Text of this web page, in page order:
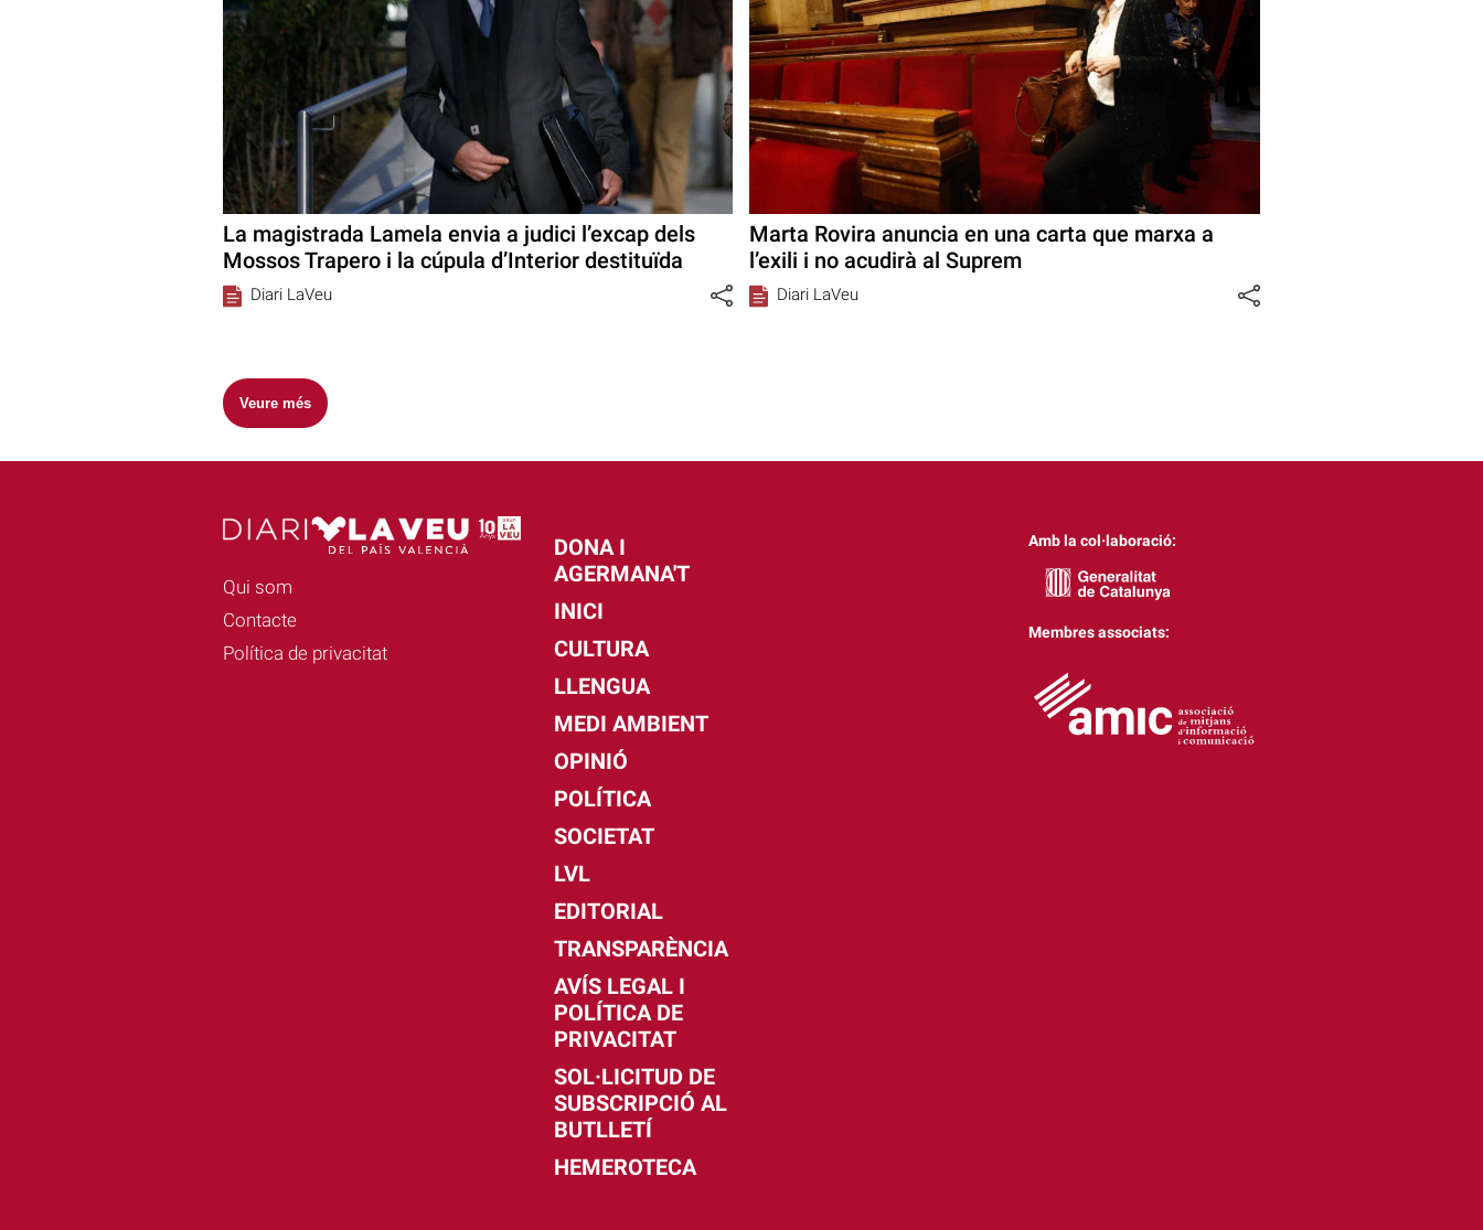
La magistrada Lamela envia a judici l’excap dels
Mossos Trapero i la cúpula d’Interior destituïda
Diari LaVeu
Marta Rovira anuncia en una carta que marxa a
l’exili i no acudirà al Suprem
Diari LaVeu
Veure més
Qui som
Contacte
Política de privacitat
DONA I
AGERMANA'T
INICI
CULTURA
LLENGUA
MEDI AMBIENT
OPINIÓ
POLÍTICA
SOCIETAT
LVL
EDITORIAL
TRANSPARÈNCIA
AVÍS LEGAL I
POLÍTICA DE
PRIVACITAT
SOL·LICITUD DE
SUBSCRIPCIÓ AL
BUTLLETÍ
HEMEROTECA
Amb la col·laboració:
Membres associats: